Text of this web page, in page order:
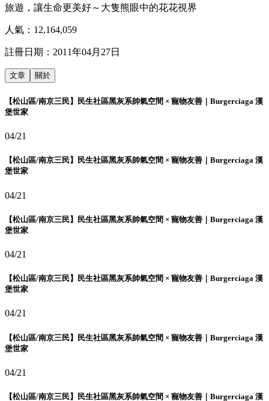
旅遊，讓生命更美好～大隻熊眼中的花花視界
人氣： 12,164,059
註冊日期： 2011年04月27日
文章 關於
【松山區/南京三民】民生社區黑灰系帥氣空間 × 寵物友善｜Burgerciaga 漢
堡世家
04/21
【松山區/南京三民】民生社區黑灰系帥氣空間 × 寵物友善｜Burgerciaga 漢
堡世家
04/21
【松山區/南京三民】民生社區黑灰系帥氣空間 × 寵物友善｜Burgerciaga 漢
堡世家
04/21
【松山區/南京三民】民生社區黑灰系帥氣空間 × 寵物友善｜Burgerciaga 漢
堡世家
04/21
【松山區/南京三民】民生社區黑灰系帥氣空間 × 寵物友善｜Burgerciaga 漢
堡世家
04/21
【松山區/南京三民】民生社區黑灰系帥氣空間 × 寵物友善｜Burgerciaga 漢